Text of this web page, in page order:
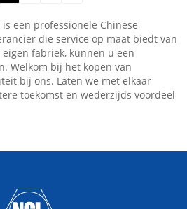
een professionele Chinese
die service op maat biedt van
fabriek, kunnen u een
Welkom bij het kopen van
bij ons. Laten we met elkaar
toekomst en wederzijds voordeel